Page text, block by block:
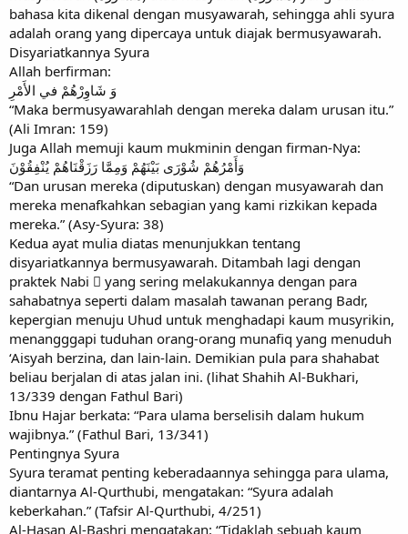
bahasa kita dikenal dengan musyawarah, sehingga ahli syura
adalah orang yang dipercaya untuk diajak bermusyawarah.
Disyariatkannya Syura
Allah berfirman:
وَ شَاوِرْهُمْ في الأَمْرِ
“Maka bermusyawarahlah dengan mereka dalam urusan itu.”
(Ali Imran: 159)
Juga Allah memuji kaum mukminin dengan firman-Nya:
وَأَمْرُهُمْ شُوْرَى بَيْنَهُمْ وَمِمَّا رَزَقْنَاهُمْ يُنْفِقُوْنَ
“Dan urusan mereka (diputuskan) dengan musyawarah dan
mereka menafkahkan sebagian yang kami rizkikan kepada
mereka.” (Asy-Syura: 38)
Kedua ayat mulia diatas menunjukkan tentang
disyariatkannya bermusyawarah. Ditambah lagi dengan
praktek Nabi  yang sering melakukannya dengan para
sahabatnya seperti dalam masalah tawanan perang Badr,
kepergian menuju Uhud untuk menghadapi kaum musyrikin,
menangggapi tuduhan orang-orang munafiq yang menuduh
‘Aisyah berzina, dan lain-lain. Demikian pula para shahabat
beliau berjalan di atas jalan ini. (lihat Shahih Al-Bukhari,
13/339 dengan Fathul Bari)
Ibnu Hajar berkata: “Para ulama berselisih dalam hukum
wajibnya.” (Fathul Bari, 13/341)
Pentingnya Syura
Syura teramat penting keberadaannya sehingga para ulama,
diantarnya Al-Qurthubi, mengatakan: “Syura adalah
keberkahan.” (Tafsir Al-Qurthubi, 4/251)
Al-Hasan Al-Bashri mengatakan: “Tidaklah sebuah kaum